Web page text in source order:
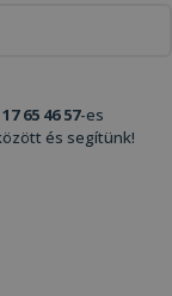
65 46 57-es
és segítünk!